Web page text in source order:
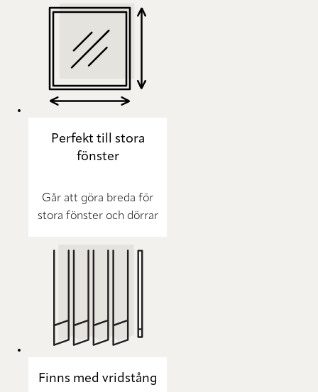
Perfekt till stora
fönster
Går att göra breda för
stora fönster och dörrar
Finns med vridstång